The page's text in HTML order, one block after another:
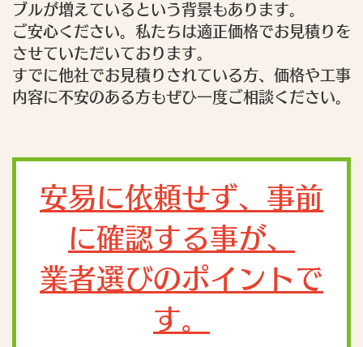
ブルが増えているという背景もあります。
ご安心ください。私たちは適正価格でお見積りを
させていただいております。
すでに他社でお見積りされている方、価格や工事
内容に不安のある方もぜひ一度ご相談ください。
安易に依頼せず、事前
に確認する事が、
業者選びのポイントで
す。